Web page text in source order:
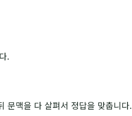
.
문맥을 다 살펴서 정답을 맞춥니다.